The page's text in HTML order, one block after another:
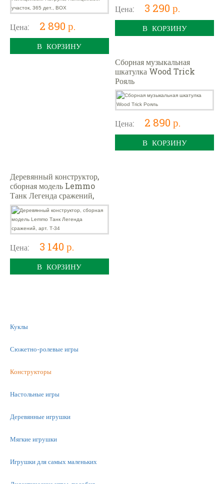
Цена: 2 890 р.
В КОРЗИНУ
Цена: 3 290 р.
В КОРЗИНУ
Сборная музыкальная
шкатулка Wood Trick
Рояль
Цена: 2 890 р.
В КОРЗИНУ
Деревянный конструктор,
сборная модель Lemmo
Танк Легенда сражений,
арт. Т-34
Цена: 3 140 р.
В КОРЗИНУ
Куклы
Сюжетно-ролевые игры
Конструкторы
Настольные игры
Деревянные игрушки
Мягкие игрушки
Игрушки для самых маленьких